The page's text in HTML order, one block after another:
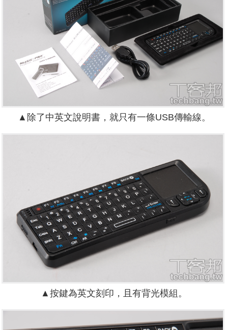
▲除了中英文說明書，就只有一條USB傳輸線。
▲按鍵為英文刻印，且有背光模組。